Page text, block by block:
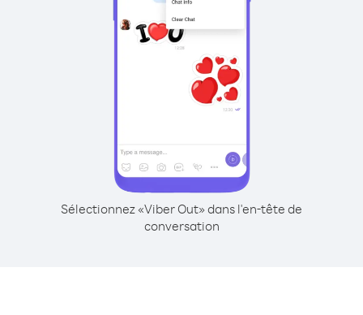
Sélectionnez «Viber Out» dans l'en-tête de
conversation